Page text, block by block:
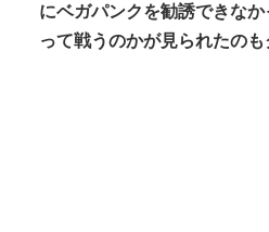
にベガパンクを勧誘できな
って戦うのかが見られたのも